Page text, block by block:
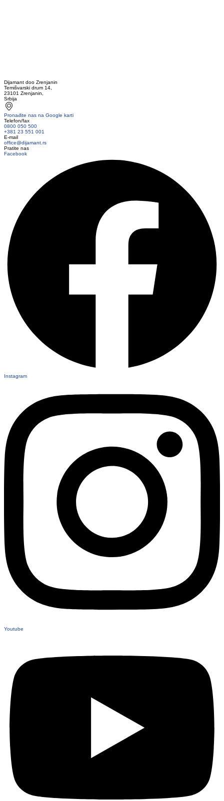
Dijamant doo Zrenjanin
Temišvarski drum 14,
23101 Zrenjanin,
Srbija
Pronađite nas na Google karti
Telefon/fax
0800 050 500
+381 23 551 001
E-mail
office@dijamant.rs
Pratite nas
Facebook
Instagram
Youtube